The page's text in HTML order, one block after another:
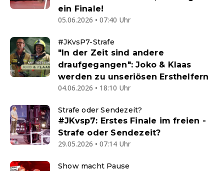
ein Finale!
05.06.2026 • 07:40 Uhr
#JKvsP7-Strafe
"In der Zeit sind andere
draufgegangen": Joko & Klaas
werden zu unseriösen Ersthelfern
04.06.2026 • 18:10 Uhr
Strafe oder Sendezeit?
#JKvsp7: Erstes Finale im freien -
Strafe oder Sendezeit?
29.05.2026 • 07:14 Uhr
Show macht Pause